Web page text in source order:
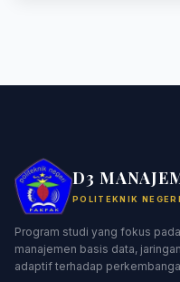
D3
POLITEKNIK
Program studi yang fokus
manajemen basis data,
adaptif terhadap